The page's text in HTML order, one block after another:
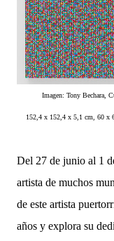
Imagen: Tony Bechara,
152,4 x 152,4 x 5,1 cm, 60 x
Del 27 de junio al 1
artista de muchos
de este artista
años y explora su